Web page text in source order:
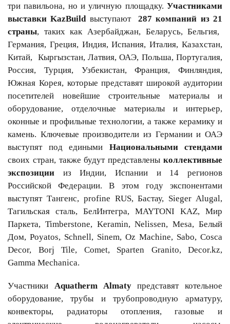
три павильона, но и уличную площадку. Участниками
выставки KazBuild выступают 287 компаний из 21
страны, таких как Азербайджан, Беларусь, Бельгия,
Германия, Греция, Индия, Испания, Италия, Казахстан,
Китай, Кыргызстан, Латвия, ОАЭ, Польша, Португалия,
Россия, Турция, Узбекистан, Франция, Финляндия,
Южная Корея, которые представят широкой аудитории
посетителей новейшие строительные материалы и
оборудование, отделочные материалы и интерьер,
оконные и профильные технологии, а также керамику и
камень. Ключевые производители из Германии и ОАЭ
выступят под едиными Национальными стендами
своих стран, также будут представлены коллективные
экспозиции из Индии, Испании и 14 регионов
Российской Федерации. В этом году экспонентами
выступят Тангенс, profine RUS, Бастау, Sieger Alugal,
Тагильская сталь, БелИнтегра, MAYTONI KAZ, Мир
Паркета, Timberstone, Keramin, Nelissen, Mesa, Белый
Дом, Poyatos, Schnell, Sinem, Oz Machine, Sabo, Cosca
Decor, Borj Tile, Comet, Sparten Granito, Decor.kz,
Gamma Mechanica.
Участники Aquatherm Almatyпредставят котельное
оборудование, трубы и трубопроводную арматуру,
конвекторы, радиаторы отопления, газовые и